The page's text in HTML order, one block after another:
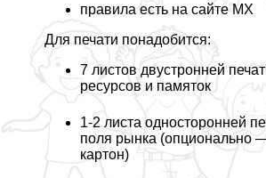
правила есть на сайте МХ
Для печати понадобится:
7 листов двустронней
ресурсов и памяток
1-2 листа односторонней
поля рынка (опционально
картон)